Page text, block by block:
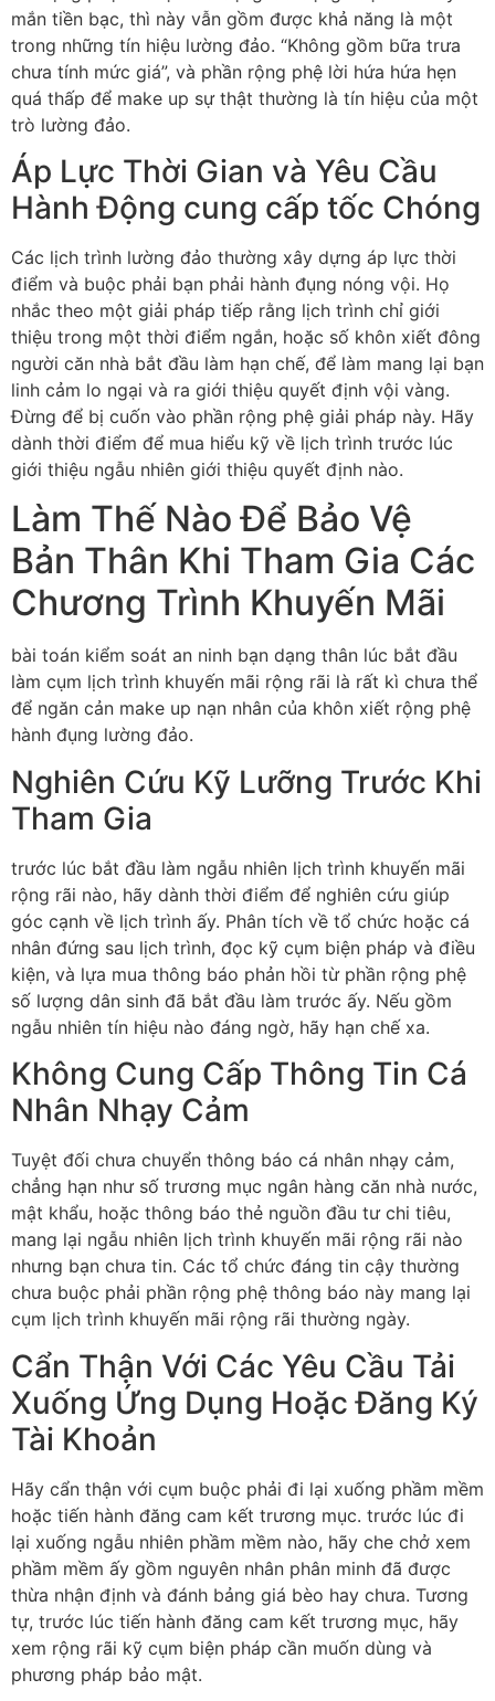
mắn tiền bạc, thì này vẫn gồm được khả năng là một
trong những tín hiệu lường đảo. “Không gồm bữa trưa
chưa tính mức giá”, và phần rộng phệ lời hứa hứa hẹn
quá thấp để make up sự thật thường là tín hiệu của một
trò lường đảo.
Áp Lực Thời Gian và Yêu Cầu
Hành Động cung cấp tốc Chóng
Các lịch trình lường đảo thường xây dựng áp lực thời
điểm và buộc phải bạn phải hành đụng nóng vội. Họ
nhắc theo một giải pháp tiếp rằng lịch trình chỉ giới
thiệu trong một thời điểm ngắn, hoặc số khôn xiết đông
người căn nhà bắt đầu làm hạn chế, để làm mang lại bạn
linh cảm lo ngại và ra giới thiệu quyết định vội vàng.
Đừng để bị cuốn vào phần rộng phệ giải pháp này. Hãy
dành thời điểm để mua hiểu kỹ về lịch trình trước lúc
giới thiệu ngẫu nhiên giới thiệu quyết định nào.
Làm Thế Nào Để Bảo Vệ
Bản Thân Khi Tham Gia Các
Chương Trình Khuyến Mãi
bài toán kiểm soát an ninh bạn dạng thân lúc bắt đầu
làm cụm lịch trình khuyến mãi rộng rãi là rất kì chưa thể
để ngăn cản make up nạn nhân của khôn xiết rộng phệ
hành đụng lường đảo.
Nghiên Cứu Kỹ Lưỡng Trước Khi
Tham Gia
trước lúc bắt đầu làm ngẫu nhiên lịch trình khuyến mãi
rộng rãi nào, hãy dành thời điểm để nghiên cứu giúp
góc cạnh về lịch trình ấy. Phân tích về tổ chức hoặc cá
nhân đứng sau lịch trình, đọc kỹ cụm biện pháp và điều
kiện, và lựa mua thông báo phản hồi từ phần rộng phệ
số lượng dân sinh đã bắt đầu làm trước ấy. Nếu gồm
ngẫu nhiên tín hiệu nào đáng ngờ, hãy hạn chế xa.
Không Cung Cấp Thông Tin Cá
Nhân Nhạy Cảm
Tuyệt đối chưa chuyển thông báo cá nhân nhạy cảm,
chẳng hạn như số trương mục ngân hàng căn nhà nước,
mật khẩu, hoặc thông báo thẻ nguồn đầu tư chi tiêu,
mang lại ngẫu nhiên lịch trình khuyến mãi rộng rãi nào
nhưng bạn chưa tin. Các tổ chức đáng tin cậy thường
chưa buộc phải phần rộng phệ thông báo này mang lại
cụm lịch trình khuyến mãi rộng rãi thường ngày.
Cẩn Thận Với Các Yêu Cầu Tải
Xuống Ứng Dụng Hoặc Đăng Ký
Tài Khoản
Hãy cẩn thận với cụm buộc phải đi lại xuống phầm mềm
hoặc tiến hành đăng cam kết trương mục. trước lúc đi
lại xuống ngẫu nhiên phầm mềm nào, hãy che chở xem
phầm mềm ấy gồm nguyên nhân phân minh đã được
thừa nhận định và đánh bảng giá bèo hay chưa. Tương
tự, trước lúc tiến hành đăng cam kết trương mục, hãy
xem rộng rãi kỹ cụm biện pháp cần muốn dùng và
phương pháp bảo mật.